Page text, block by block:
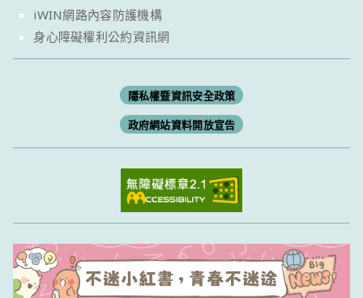
iWIN網路內容防護機構
身心障礙權利公約資訊網
隱私權暨資訊安全政策
政府網站資料開放宣告